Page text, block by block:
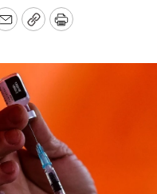
EmailCopyPrint